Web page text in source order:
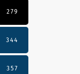
279
344
357